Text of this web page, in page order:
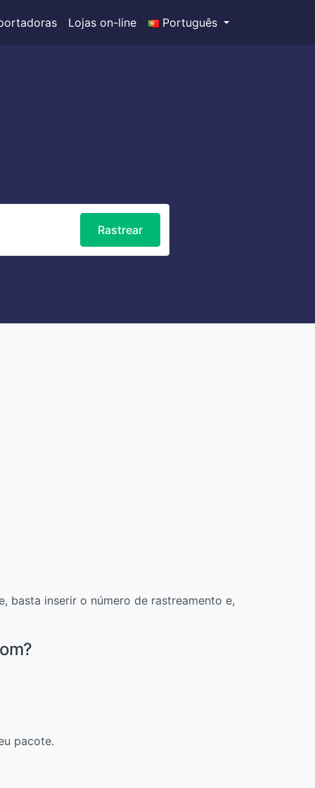
Lojas on-line Português
Rastrear
basta inserir o número de rastreamento e,
pacote.